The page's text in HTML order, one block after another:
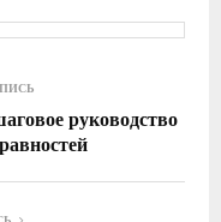
руководство